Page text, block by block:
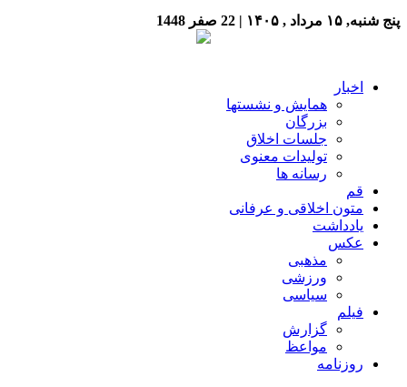
پنج شنبه, ۱۵ مرداد , ۱۴۰۵ | 22 صفر 1448
اخبار
همایش و نشستها
بزرگان
جلسات اخلاق
تولیدات معنوی
رسانه ها
قم
متون اخلاقی و عرفانی
یادداشت
عکس
مذهبی
ورزشی
سیاسی
فیلم
گزارش
مواعظ
روزنامه